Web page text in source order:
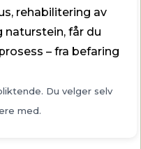
rehabilitering av
naturstein, får du
– fra befaring
Du velger selv
med.